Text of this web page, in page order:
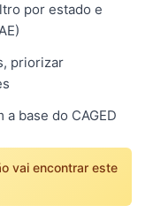
por estado e
priorizar
base do CAGED
vai encontrar este